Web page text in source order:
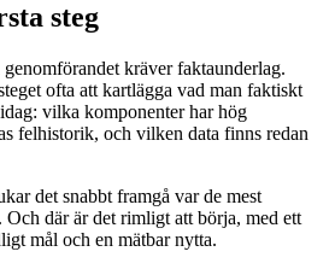
steg
kräver faktaunderlag.
ofta att kartlägga vad man faktiskt
vilka komponenter har hög
felhistorik, och vilken data finns redan
det snabbt framgå var de mest
där är det rimligt att börja, med ett
mål och en mätbar nytta.